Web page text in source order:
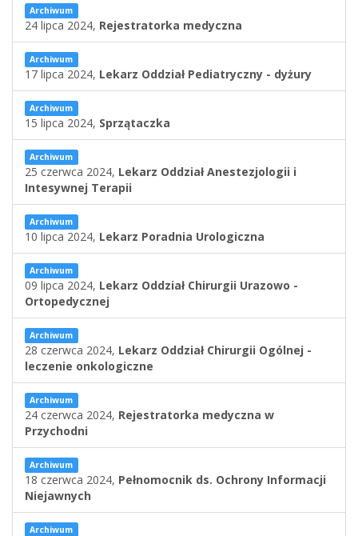
Archiwum
24 lipca 2024, Rejestratorka medyczna
Archiwum
17 lipca 2024, Lekarz Oddział Pediatryczny - dyżury
Archiwum
15 lipca 2024, Sprzątaczka
Archiwum
25 czerwca 2024, Lekarz Oddział Anestezjologii i
Intesywnej Terapii
Archiwum
10 lipca 2024, Lekarz Poradnia Urologiczna
Archiwum
09 lipca 2024, Lekarz Oddział Chirurgii Urazowo -
Ortopedycznej
Archiwum
28 czerwca 2024, Lekarz Oddział Chirurgii Ogólnej -
leczenie onkologiczne
Archiwum
24 czerwca 2024, Rejestratorka medyczna w
Przychodni
Archiwum
18 czerwca 2024, Pełnomocnik ds. Ochrony Informacji
Niejawnych
Archiwum